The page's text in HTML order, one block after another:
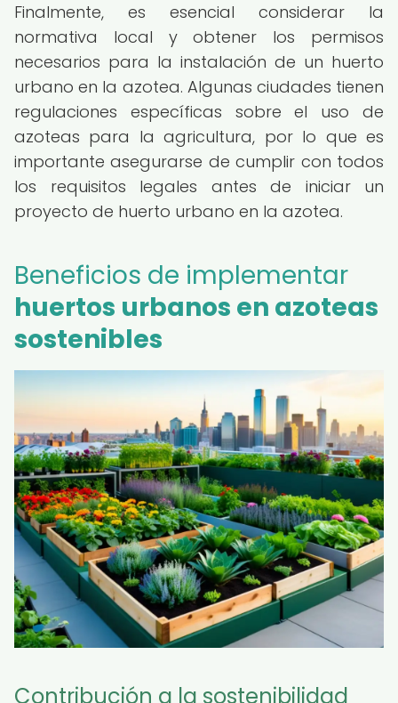
Finalmente, es esencial considerar la
normativa local y obtener los permisos
necesarios para la instalación de un huerto
urbano en la azotea. Algunas ciudades tienen
regulaciones específicas sobre el uso de
azoteas para la agricultura, por lo que es
importante asegurarse de cumplir con todos
los requisitos legales antes de iniciar un
proyecto de huerto urbano en la azotea.
Beneficios de implementar
huertos urbanos en azoteas
sostenibles
Contribución a la sostenibilidad